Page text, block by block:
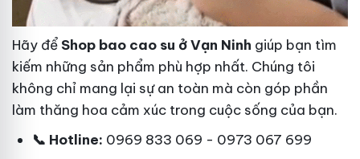
Hãy đểShop bao cao su ở Vạn Ninh giúp bạn tìm
kiếm những sản phẩm phù hợp nhất. Chúng tôi
không chỉ mang lại sự an toàn mà còn góp phần
làm thăng hoa cảm xúc trong cuộc sống của bạn.
📞 Hotline: 0969 833 069 - 0973 067 699